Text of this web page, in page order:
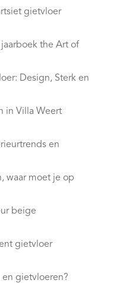
gietvloer
the Art of
Design, Sterk en
in Villa Weert
en
waar moet je op
beige
gietvloer
gietvloeren?